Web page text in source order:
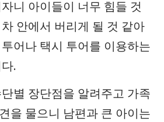
니 아이들이 너무 힘들 것
안에서 버리게 될 것 같아
어나 택시 투어를 이용하는
.
별 장단점을 알려주고 가족
을 물으니 남편과 큰 아이는